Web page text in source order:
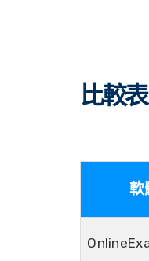
比較
軟